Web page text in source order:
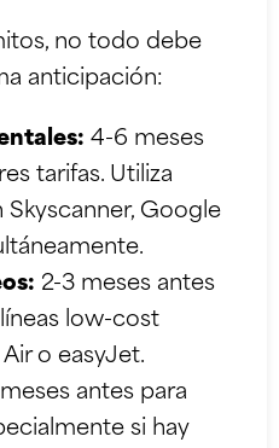
no todo debe
anticipación:
4-6 meses
tarifas. Utiliza
Google
2-3 meses antes
low-cost
o easyJet.
antes para
si hay